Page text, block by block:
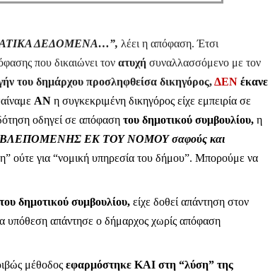
ΔΕΔΟΜΕΝΑ…”, λέει η απόφαση. Έτσι
που δικαιώνει τον ατυχή συναλλασσόμενο με τον
του δημάρχου προσληφθείσα δικηγόρος,ΔΕΝ έκανε
ΑΝ η συγκεκριμένη δικηγόρος είχε εμπειρία σε
οδηγεί σε απόφαση του δημοτικού συμβουλίου, η
ΕΚ ΤΟΥ ΝΟΜΟΥ σαφούς και
ούτε για “νομική υπηρεσία του δήμου”. Μπορούμε να
δημοτικού συμβουλίου, είχε δοθεί απάντηση στον
υπόθεση απάντησε ο δήμαρχος χωρίς απόφαση
μέθοδος εφαρμόστηκε ΚΑΙ στη “λύση” της